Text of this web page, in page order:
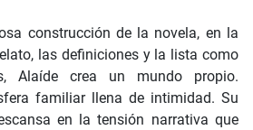
construcción de la novela, en la
las definiciones y la lista como
Alaíde crea un mundo propio.
familiar llena de intimidad. Su
en la tensión narrativa que